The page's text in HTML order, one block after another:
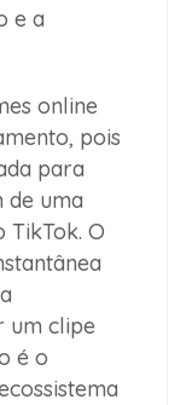
e a
online
pois
para
uma
TikTok. O
um clipe
é o